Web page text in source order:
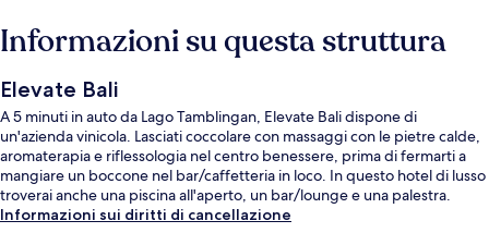
Informazioni su questa struttura
Elevate Bali
A 5 minuti in auto da Lago Tamblingan, Elevate Bali dispone di
un'azienda vinicola. Lasciati coccolare con massaggi con le pietre calde,
aromaterapia e riflessologia nel centro benessere, prima di fermarti a
mangiare un boccone nel bar/caffetteria in loco. In questo hotel di lusso
troverai anche una piscina all'aperto, un bar/lounge e una palestra.
Informazioni sui diritti di cancellazione